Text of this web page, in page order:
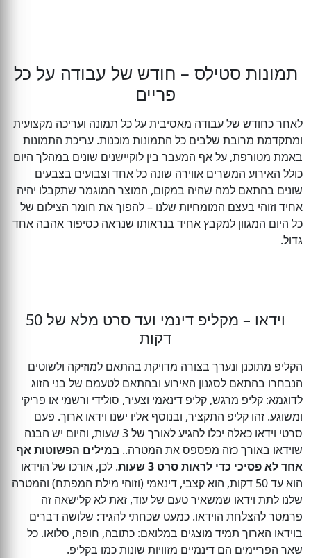
תמונות סטילס – חודש של עבודה על כל
פריים
לאחר כחודש של עבודה מאסיבית על כל תמונה ועריכה מקצועית
ומתקדמת מרובת שלבים כל התמונות מוכנות. עריכת התמונות
באמת מטורפת, על אף המעבר בין לוקיישנים שונים במהלך היום
כולל האירוע המשרים אווירה שונה כל אחד וצבועים בצבעים
שונים בהתאם למה שהיה במקום, המוצר המוגמר שתקבלו יהיה
אחיד וזוהי בעצם המומחיות שלנו – להפוך את חומר הצילום של
כל היום המגוון למקבץ אחיד בנראותו שנראה כסיפור אהבה אחד
גדול.
וידאו – מקליפ דינמי ועד סרט מלא של 50
דקות
הקליפ מתוכנן ונערך בצורה מדויקת בהתאם למוזיקה ולשוטים
הנבחרו בהתאם לסגנון האירוע ובהתאם לטעמם של בני הזוג
לדוגמא: קליפ מרגש, קליפ דינאמי וצעיר, סולידי ורשמי או פריקי
ומשוגע. זהו קליפ התקציר, ובנוסף אליו ישנו וידאו ארוך. פעם
סרטי וידאו כאלה יכלו להגיע לאורך של 3 שעות, והיום יש הבנה
שוידאו באורך כזה מפספס את המטרה.. במילים הפשוטות אף
אחד לא פסיכי כדי לראות סרט 3 שעות
. לכן, אורכו של הוידאו
הוא עד 50 דקות, הוא קצבי, דינאמי (וזוהי מילת המפתח) והמטרה
שלנו לתת וידאו שמשאיר טעם של עוד, זאת לא קלישאה זה
פרמטר להצלחת הוידאו. כמעט שכחתי להגיד: שלושה דברים
בוידאו הארוך תמיד מוצגים במלואם: כתובה, חופה, סלואו. כל
שאר הפריימים הם דינמיים מזוויות שונות כמו בקליפ.